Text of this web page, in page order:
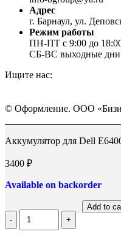
Адрес
г. Барнаул, ул.
Режим работы
ПН-ПТ с 9:00 до
СБ-ВС выходные дни
Ищите нас:
Вконтакте
открывается
в
новом
WhatsApp
открывается
в
новом
Telegram
открывается
в
новом
© Оформление. ООО
Аккумулятор для Dell
3400 ₽
Available on backorder
Количество
Аккумулятор
Add to